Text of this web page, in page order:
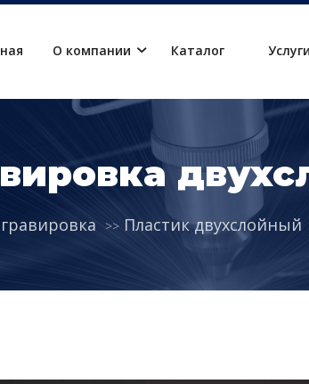
О компании Каталог Услуги
Пластик двухслойный